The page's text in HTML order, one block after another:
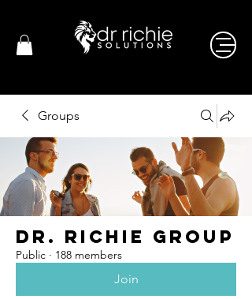
Groups
Dr. Richie Group
Public · 188 members
Join